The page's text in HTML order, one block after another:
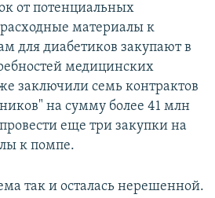
от потенциальных
материалы к
для диабетиков закупают в
медицинских
заключили семь контрактов
на сумму более 41 млн
еще три закупки на
к помпе.
так и осталась нерешенной.